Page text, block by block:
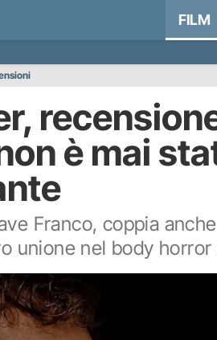
FILM
è mai
Franco, coppia
unione nel body